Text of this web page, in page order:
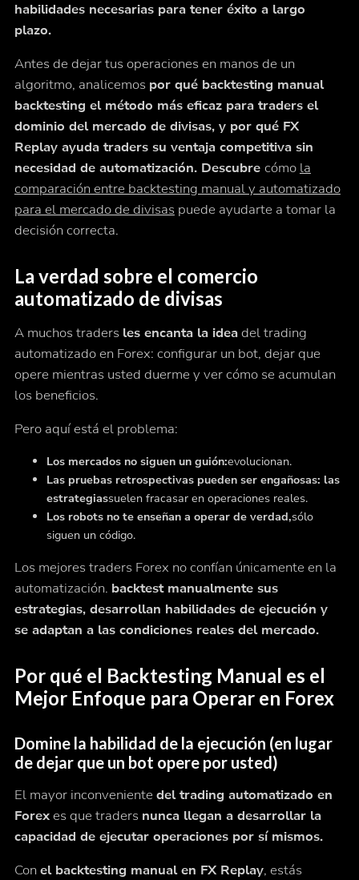
habilidades necesarias para tener éxito a largo
plazo.
Antes de dejar tus operaciones en manos de un
algoritmo, analicemos por qué backtesting manual
backtesting el método más eficaz para traders el
dominio del mercado de divisas, y por qué FX
Replay ayuda traders su ventaja competitiva sin
necesidad de automatización. Descubre cómo la
comparación entre backtesting manual y automatizado
para el mercado de divisas puede ayudarte a tomar la
decisión correcta.
La verdad sobre el comercio
automatizado de divisas
A muchos traders les encanta la ideadel trading
automatizado en Forex: configurar un bot, dejar que
opere mientras usted duerme y ver cómo se acumulan
los beneficios.
Pero aquí está el problema:
Los mercados no siguen un guión:evolucionan.
Las pruebas retrospectivas pueden ser engañosas: las
estrategiassuelen fracasar en operaciones reales.
Los robots no te enseñan a operar de verdad,sólo
siguen un código.
Los mejores traders Forex no confían únicamente en la
automatización. backtest manualmente sus
estrategias, desarrollan habilidades de ejecución y
se adaptan a las condiciones reales del mercado.
Por qué el Backtesting Manual es el
Mejor Enfoque para Operar en Forex
Domine la habilidad de la ejecución (en lugar
de dejar que un bot opere por usted)
El mayor inconveniente del trading automatizado en
Forexes que traders nunca llegan a desarrollar la
capacidad de ejecutar operaciones por sí mismos.
Con el backtesting manual en FX Replay, estás